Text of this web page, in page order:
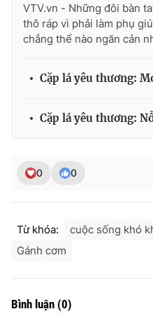
VTV.vn - Những đôi bàn
thô ráp vì phải làm phụ
chẳng thể nào ngăn cản
Cặp lá yêu thương:
Cặp lá yêu thương:
0 0
Từ khóa: cuộc sống khó
Gánh cơm
Bình luận (0)